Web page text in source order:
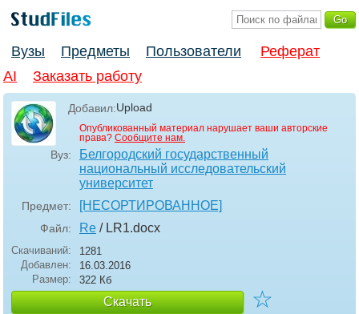
Вузы Предметы Пользователи
Реферат
AI
Заказать работу
Добавил:Upload
Опубликованный материал нарушает ваши авторские
права? Сообщите нам.
Вуз:
Белгородский государственный
национальный исследовательский
университет
Предмет: [НЕСОРТИРОВАННОЕ]
Файл: Re / LR1.docx
Скачиваний:
1281
Добавлен:
16.03.2016
Размер:
322 Кб
Скачать ☆